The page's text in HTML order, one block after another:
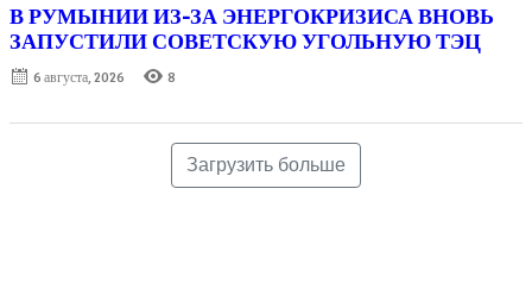
В РУМЫНИИ ИЗ-ЗА ЭНЕРГОКРИЗИСА ВНОВЬ
ЗАПУСТИЛИ СОВЕТСКУЮ УГОЛЬНУЮ ТЭЦ
Posted
6 августа, 2026 8
Загрузить больше